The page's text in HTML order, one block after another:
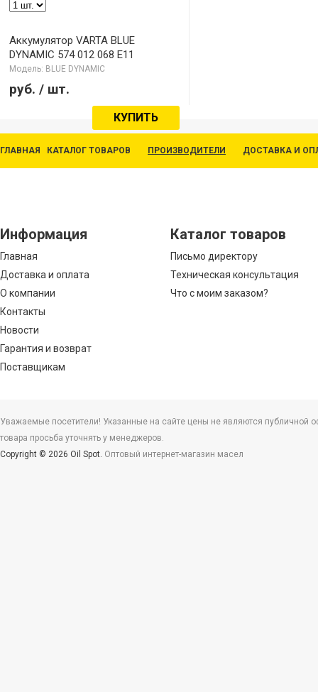
Аккумулятор VARTA BLUE
DYNAMIC 574 012 068 E11
Модель: BLUE DYNAMIC
руб. / шт.
КУПИТЬ
ГЛАВНАЯ КАТАЛОГ ТОВАРОВ ПРОИЗВОДИТЕЛИ ДОСТАВКА И
Информация
Главная
Доставка и оплата
О компании
Контакты
Новости
Гарантия и возврат
Поставщикам
Каталог товаров
Письмо директору
Техническая консультация
Что с моим заказом?
Уважаемые посетители! Указанные на сайте цены не являются публичной
товара просьба уточнять у менеджеров.
Copyright © 2026 Oil Spot. Оптовый интернет-магазин масел